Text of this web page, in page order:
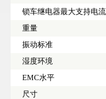
锁车继电器最大支持电流
重量
振动标准
湿度环境
EMC水平
尺寸